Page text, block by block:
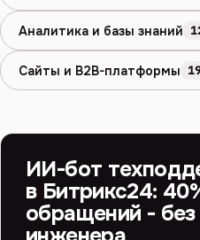
Аналитика и базы знаний
Сайты и B2B-платформы
БИТРИКС24 И ИИ
ИИ-бот
в Битрикс24:
обращений - без